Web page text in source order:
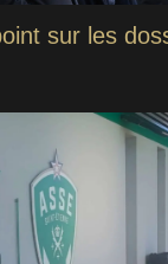
sur les